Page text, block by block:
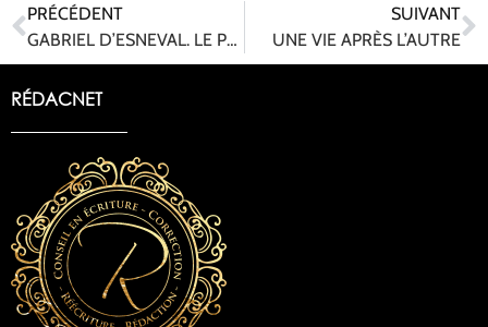
PRÉCÉDENT
GABRIEL D’ESNEVAL. LE PERCE-CŒUR
SUIVANT
UNE VIE APRÈS L’AUTRE
RÉDACNET